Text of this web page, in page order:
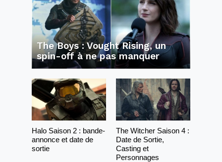
The Boys : Vought Rising, un
spin-off à ne pas manquer
Halo Saison 2 : bande-
annonce et date de
sortie
The Witcher Saison 4 :
Date de Sortie,
Casting et
Personnages